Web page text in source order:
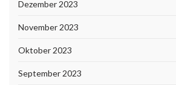
Dezember 2023
November 2023
Oktober 2023
September 2023